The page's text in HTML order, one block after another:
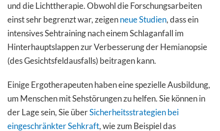
und die Lichttherapie. Obwohl die Forschungsarbeiten
einst sehr begrenzt war, zeigenneue Studien, dass ein
intensives Sehtraining nach einem Schlaganfall im
Hinterhauptslappen zur Verbesserung der Hemianopsie
(des Gesichtsfeldausfalls) beitragen kann.
Einige Ergotherapeuten haben eine spezielle Ausbildung,
um Menschen mit Sehstörungen zu helfen. Sie können in
der Lage sein, Sie überSicherheitsstrategien bei
eingeschränkter Sehkraft, wie zum Beispiel das